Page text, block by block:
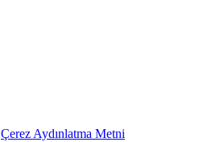
Çerez Aydınlatma Metni